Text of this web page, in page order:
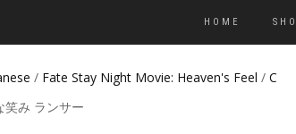
HOME
/ Fate Stay Night Movie: Heaven's Feel / C
笑み ランサー